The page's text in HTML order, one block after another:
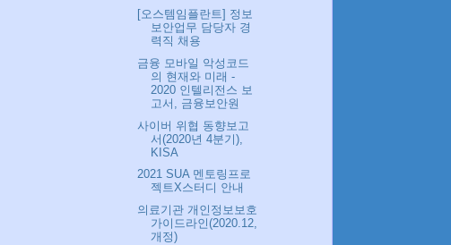
[오스템임플란트] 정보
보안업무 담당자 경
력직 채용
금융 모바일 악성코드
의 현재와 미래 -
2020 인텔리전스 보
고서, 금융보안원
사이버 위협 동향보고
서(2020년 4분기),
KISA
2021 SUA 멘토링프로
젝트X스터디 안내
의료기관 개인정보보호
가이드라인(2020.12,
개정)